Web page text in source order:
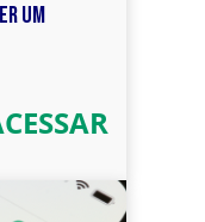
UM